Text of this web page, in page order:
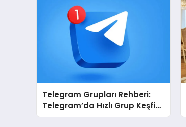
Telegram Grupları Rehberi:
Telegram’da Hızlı Grup Keşfi
İçin Grupbul.com